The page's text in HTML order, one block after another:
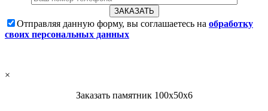
Отправляя данную форму, вы соглашаетесь на обработку
своих персональных данных
×
Заказать памятник 100х50х6